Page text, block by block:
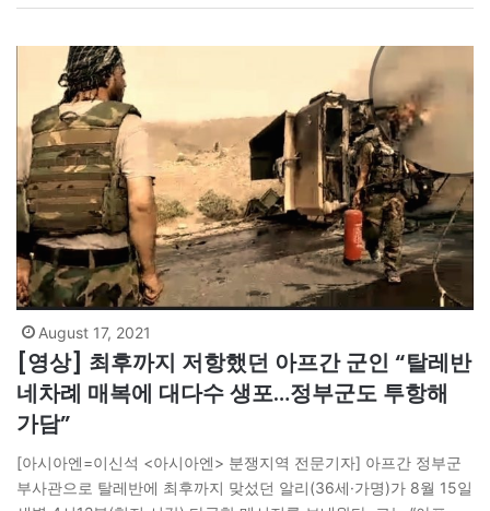
으로 선교활동을 펴온 K씨는 지난 15일 탈레반의 카불 점령 이후 기
August 17, 2021
[영상] 최후까지 저항했던 아프간 군인 “탈레반
네차례 매복에 대다수 생포…정부군도 투항해
가담”
[아시아엔=이신석 <아시아엔> 분쟁지역 전문기자] 아프간 정부군
부사관으로 탈레반에 최후까지 맞섰던 알리(36세·가명)가 8월 15일